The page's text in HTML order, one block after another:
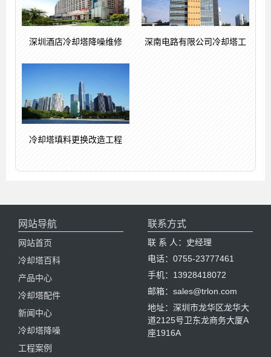
深圳酒店冷却塔降噪维修 深南电路有限公司冷却塔工
冷却塔填料更换改造工程
网站导航
网站首页
冷却塔百科
产品中心
冷却塔配件
新闻中心
冷却塔降噪
工程案例
联系方式
联 系 人：史经理
电话：0755-23777461
手机：13928418072
邮箱：sales@trlon.com
地址：深圳市龙华区龙华大
道2125号卫东龙商务大厦A
座1916A